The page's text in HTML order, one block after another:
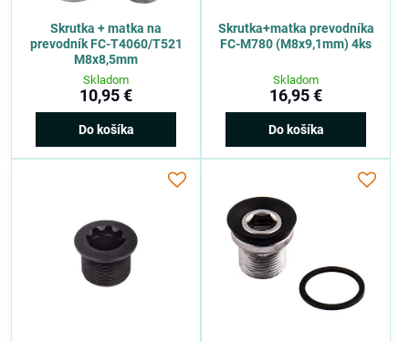
Skrutka + matka na
prevodník FC-T4060/T521
M8x8,5mm
Skladom
10,95 €
Do košíka
Skrutka+matka prevodníka
FC-M780 (M8x9,1mm) 4ks
Skladom
16,95 €
Do košíka